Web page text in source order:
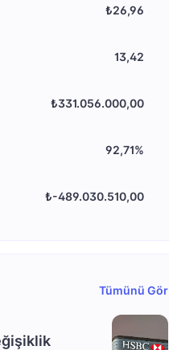
₺26,96
13,42
₺331.056.000,00
92,71%
₺-489.030.510,00
Tümünü Gör